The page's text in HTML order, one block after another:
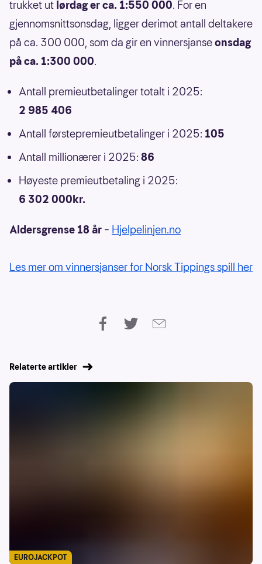
trukket ut lørdag er ca. 1:550 000. For en
gjennomsnittsonsdag, ligger derimot antall deltakere
på ca. 300 000, som da gir en vinnersjanseonsdag
på ca. 1:300 000.
Antall premieutbetalinger totalt i 2025:
2 985 406
Antall førstepremieutbetalinger i 2025: 105
Antall millionærer i 2025: 86
Høyeste premieutbetaling i 2025:
6 302 000kr.
Aldersgrense 18 år – Hjelpelinjen.no
Les mer om vinnersjanser for Norsk Tippings spill her
Relaterte artikler
EUROJACKPOT